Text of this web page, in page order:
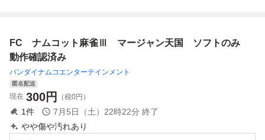
コン FC ソフト カ
FC ナムコット麻雀Ⅲ マージャン天国 ソフトのみ
動作確認済み
バンダイナムコエンターテインメント
匿名配送
現在 300円 （税0円）
1件 7月5日（土）22時22分 終了
やや傷や汚れあり